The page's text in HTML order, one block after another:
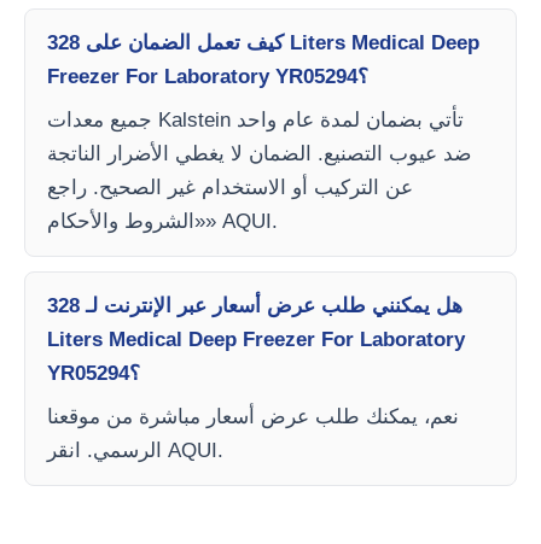
كيف تعمل الضمان على 328 Liters Medical Deep
Freezer For Laboratory YR05294؟
جميع معدات Kalstein تأتي بضمان لمدة عام واحد
ضد عيوب التصنيع. الضمان لا يغطي الأضرار الناتجة
عن التركيب أو الاستخدام غير الصحيح. راجع
«الشروط والأحكام» AQUI.
هل يمكنني طلب عرض أسعار عبر الإنترنت لـ 328
Liters Medical Deep Freezer For Laboratory
YR05294؟
نعم، يمكنك طلب عرض أسعار مباشرة من موقعنا
الرسمي. انقر AQUI.